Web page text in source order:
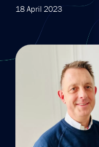
18 April 2023